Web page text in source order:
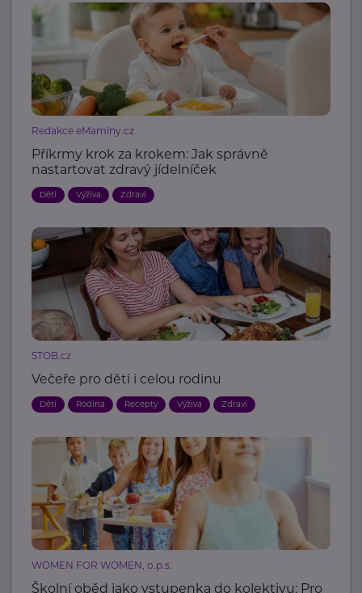
Redakce eMaminy.cz
Příkrmy krok za krokem: Jak správně
nastartovat zdravý jídelníček
Děti Výživa Zdraví
STOB.cz
Večeře pro děti i celou rodinu
Děti Rodina Recepty Výživa Zdraví
WOMEN FOR WOMEN, o.p.s.
Školní oběd jako vstupenka do kolektivu: Pro